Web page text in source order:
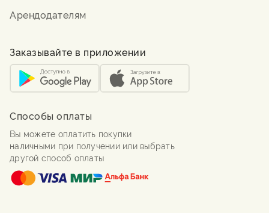
Арендодателям
Заказывайте в приложении
Способы оплаты
Вы можете оплатить покупки
наличными при получении или выбрать
другой способ оплаты